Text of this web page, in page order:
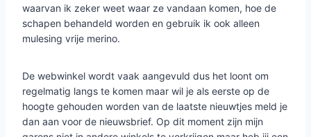
waarvan ik zeker weet waar ze vandaan komen, hoe de
schapen behandeld worden en gebruik ik ook alleen
mulesing vrije merino.
De webwinkel wordt vaak aangevuld dus het loont om
regelmatig langs te komen maar wil je als eerste op de
hoogte gehouden worden van de laatste nieuwtjes meld je
dan aan voor de nieuwsbrief. Op dit moment zijn mijn